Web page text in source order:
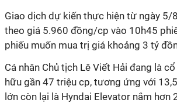
Giao dịch dự kiến thực hiện từ ngày 5/
theo giá 5.960 đồng/cp vào 10h45
phiếu muốn mua trị giá khoảng 3 tỷ
Cá nhân Chủ tịch Lê Viết Hải đang là
hữu gần 47 triệu cp, tương ứng với
lớn còn lại là Hyndai Elevator nắm hơn